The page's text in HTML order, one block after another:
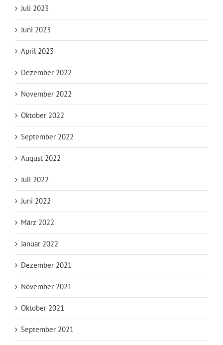
Juli 2023
Juni 2023
April 2023
Dezember 2022
November 2022
Oktober 2022
September 2022
August 2022
Juli 2022
Juni 2022
März 2022
Januar 2022
Dezember 2021
November 2021
Oktober 2021
September 2021